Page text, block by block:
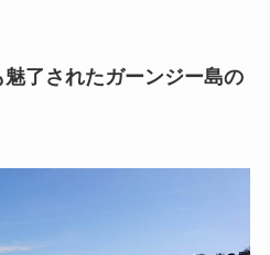
了されたガーンジー島の